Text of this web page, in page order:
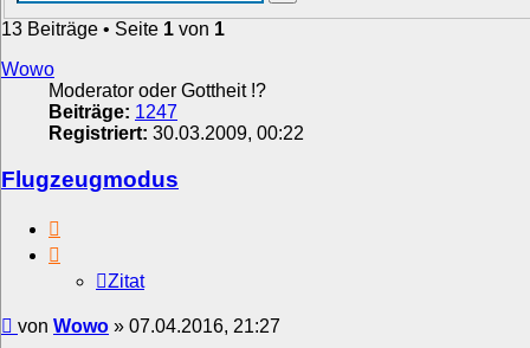
13 Beiträge • Seite 1 von 1
Wowo
Moderator oder Gottheit !?
Beiträge: 1247
Registriert: 30.03.2009, 00:22
Flugzeugmodus
Zitat
Beitrag
von Wowo » 07.04.2016, 21:27